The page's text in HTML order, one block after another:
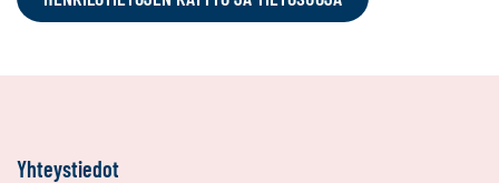
Yhteystiedot